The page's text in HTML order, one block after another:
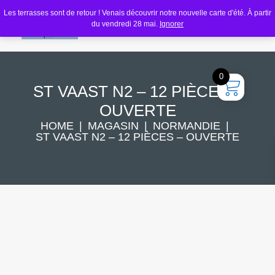
Les terrasses sont de retour ! Venais découvrir notre nouvelle carte d'été. À partir
du vendredi 28 mai. Ignorer
ST VAAST N2 – 12 PIÈCES –
OUVERTE
HOME MAGASIN
NORMANDIE
ST VAAST N2 – 12 PIÈCES – OUVERTE
0